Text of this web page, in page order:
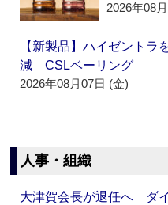
2026年08
【新製品】ハイゼントラ
減 CSLベーリング
2026年08月07日 (金)
人事・組織
大津賀会長が退任へ ダ